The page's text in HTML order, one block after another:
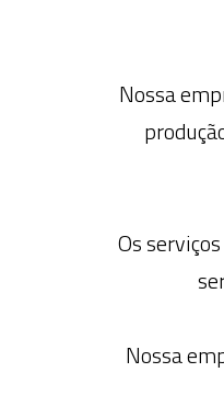
Nossa
Os
Nossa